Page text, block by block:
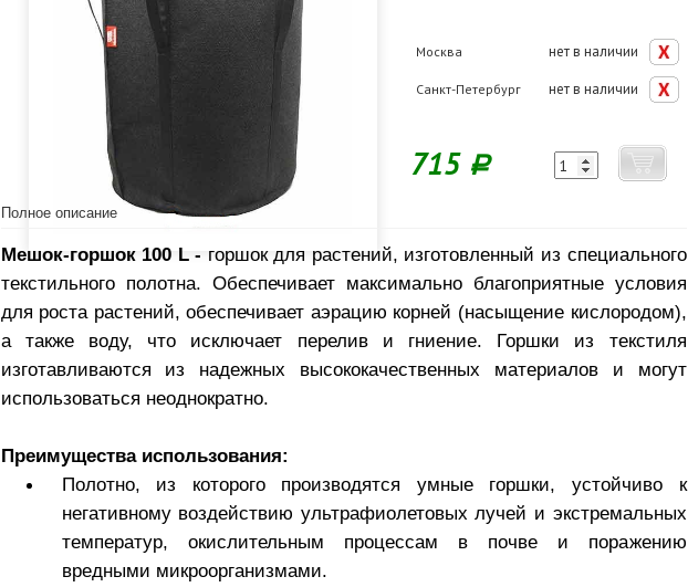
Москва нет в наличии
Санкт-Петербург нет в наличии
715 Р
Полное описание
Мешок-горшок 100 L - горшок для растений, изготовленный из специального
текстильного полотна. Обеспечивает максимально благоприятные условия
для роста растений, обеспечивает аэрацию корней (насыщение кислородом),
а также воду, что исключает перелив и гниение. Горшки из текстиля
изготавливаются из надежных высококачественных материалов и могут
использоваться неоднократно.
Преимущества использования:
Полотно, из которого производятся умные горшки, устойчиво к
негативному воздействию ультрафиолетовых лучей и экстремальных
температур, окислительным процессам в почве и поражению
вредными микроорганизмами.